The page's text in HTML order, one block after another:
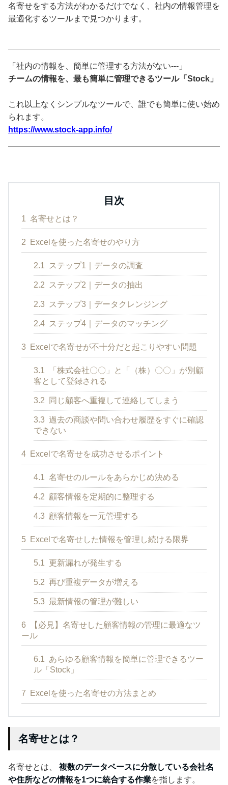
名寄せをする方法がわかるだけでなく、社内の情報管理を
最適化するツールまで見つかります。
「社内の情報を、簡単に管理する方法がない---」
チームの情報を、最も簡単に管理できるツール「Stock」
これ以上なくシンプルなツールで、誰でも簡単に使い始め
られます。
https://www.stock-app.info/
目次
1 名寄せとは？
2 Excelを使った名寄せのやり方
2.1 ステップ1｜データの調査
2.2 ステップ2｜データの抽出
2.3 ステップ3｜データクレンジング
2.4 ステップ4｜データのマッチング
3 Excelで名寄せが不十分だと起こりやすい問題
3.1
「株式会社〇〇」と「（株）〇〇」が別顧
客として登録される
3.2 同じ顧客へ重複して連絡してしまう
3.3 過去の商談や問い合わせ履歴をすぐに確認
できない
4 Excelで名寄せを成功させるポイント
4.1 名寄せのルールをあらかじめ決める
4.2 顧客情報を定期的に整理する
4.3 顧客情報を一元管理する
5 Excelで名寄せした情報を管理し続ける限界
5.1 更新漏れが発生する
5.2 再び重複データが増える
5.3 最新情報の管理が難しい
6
【必見】名寄せした顧客情報の管理に最適なツ
ール
6.1 あらゆる顧客情報を簡単に管理できるツー
ル「Stock」
7 Excelを使った名寄せの方法まとめ
名寄せとは？
名寄せとは、 複数のデータベースに分散している会社名
や住所などの情報を1つに統合する作業を指します。